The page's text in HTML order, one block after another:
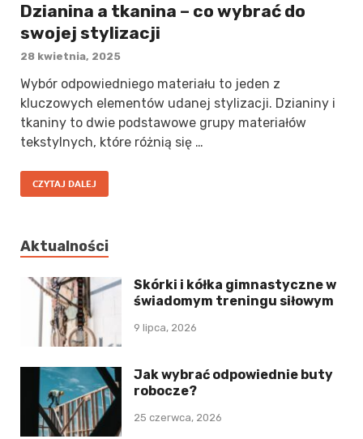
Dzianina a tkanina – co wybrać do
swojej stylizacji
28 kwietnia, 2025
Wybór odpowiedniego materiału to jeden z
kluczowych elementów udanej stylizacji. Dzianiny i
tkaniny to dwie podstawowe grupy materiałów
tekstylnych, które różnią się …
CZYTAJ DALEJ
Aktualności
Skórki i kółka gimnastyczne w
świadomym treningu siłowym
9 lipca, 2026
Jak wybrać odpowiednie buty
robocze?
25 czerwca, 2026